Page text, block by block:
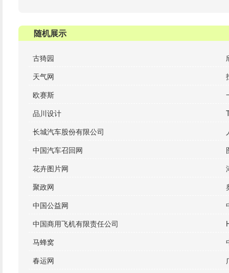
随机展示
古猗园
天气网
欧赛斯
品川设计
长城汽车股份有限公司
中国汽车召回网
花卉图片网
聚政网
中国公益网
中国商用飞机有限责任公司
马蜂窝
春运网